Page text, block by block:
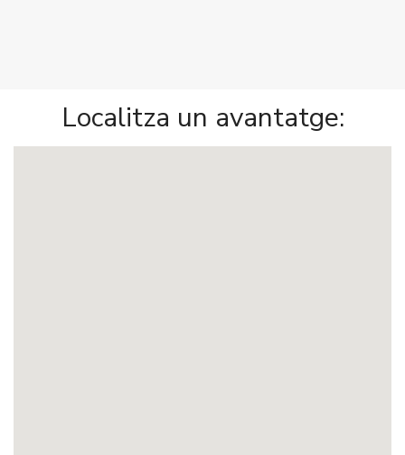
Localitza un avantatge: